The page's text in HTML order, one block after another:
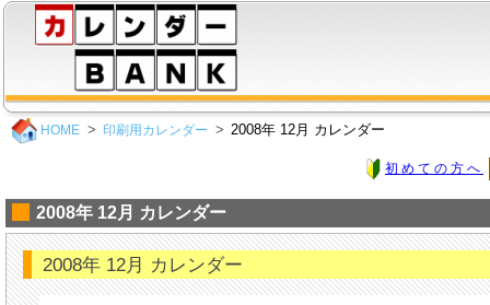
HOME 印刷用カレンダー 2008年 12月 カレンダー
初めての方へ
2008年 12月 カレンダー
2008年 12月 カレンダー